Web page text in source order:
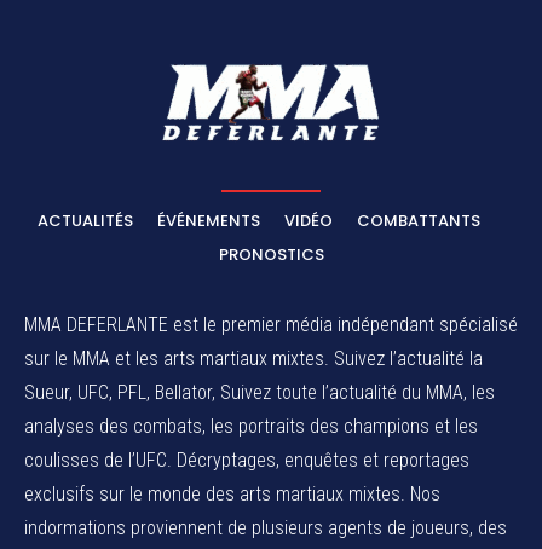
ACTUALITÉS ÉVÉNEMENTS VIDÉO
COMBATTANTS
PRONOSTICS
MMA DEFERLANTE est le premier média indépendant spécialisé
sur le MMA et les arts martiaux mixtes. Suivez l’actualité la
Sueur, UFC, PFL, Bellator, Suivez toute l’actualité du MMA, les
analyses des combats, les portraits des champions et les
coulisses de l’UFC. Décryptages, enquêtes et reportages
exclusifs sur le monde des arts martiaux mixtes. Nos
indormations proviennent de plusieurs agents de joueurs, des